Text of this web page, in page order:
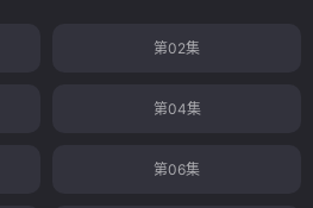
第02集
第04集
第06集